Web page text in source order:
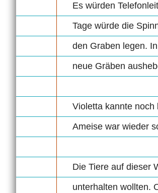
Es würden
Tage würde die
den Graben legen.
neue Gräben
Violetta kannte noch
Ameise war wieder
Die Tiere auf dieser
unterhalten wollten.